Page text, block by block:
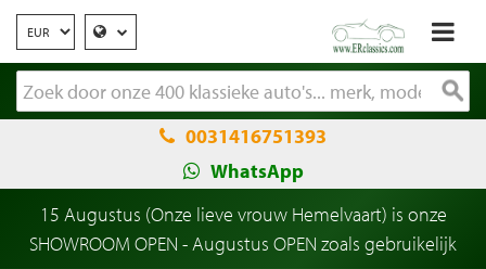
0031416751393
WhatsApp
15 Augustus (Onze lieve vrouw Hemelvaart) is onze
SHOWROOM OPEN - Augustus OPEN zoals gebruikelijk